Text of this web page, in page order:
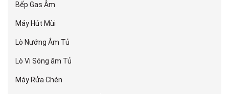
Bếp Gas Âm
Máy Hút Mùi
Lò Nướng Âm Tủ
Lò Vi Sóng âm Tủ
Máy Rửa Chén